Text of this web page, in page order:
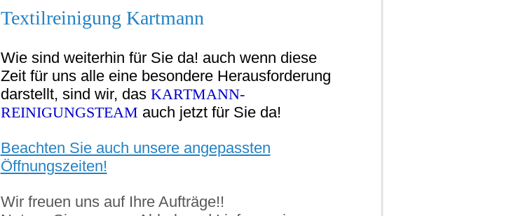
Textilreinigung Kartmann
Wie sind weiterhin für Sie da! auch wenn diese
Zeit für uns alle eine besondere Herausforderung
darstellt, sind wir, das KARTMANN-
REINIGUNGSTEAM auch jetzt für Sie da!
Beachten Sie auch unsere angepassten
Öffnungszeiten!
Wir freuen uns auf Ihre Aufträge!!